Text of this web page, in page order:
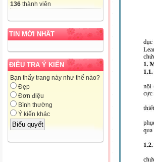
136 thành viên
TIN MỚI NHẤT
ĐIỀU TRA Ý KIẾN
Bạn thấy trang này như thế nào?
Đẹp
Đơn điệu
Bình thường
Ý kiến khác